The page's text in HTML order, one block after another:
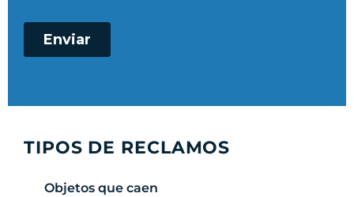
TIPOS DE RECLAMOS
Objetos que caen